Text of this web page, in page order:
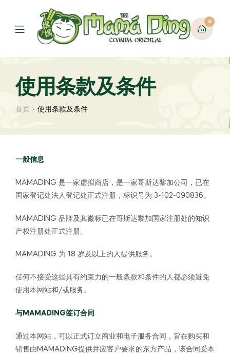
0
菜
使用条款及条件
首页 使用条款及条件
一般信息
MAMADING 是一家虚拟商店，是一家哥斯达黎加公司，已在
国家登记处法人登记处正式注册，标识号为 3-102-090836。
MAMADING 品牌及其徽标已在哥斯达黎加国家注册处的知识
产权注册处正式注册。
MAMADING 为 18 岁及以上的人提供服务。
任何不接受这些具有约束力的一般条款和条件的人都必须避免
使用本网站和/或服务。
与MAMADING签订合同
通过本网站，可以正式订立商业和电子服务合同，旨在购买和
销售由MAMADING提供并应客户要求的东方产品，该合同受本